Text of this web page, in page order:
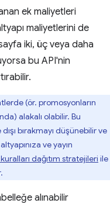
ek maliyetleri
maliyetlerini de
iki, üç veya daha
bu API'nin
(ör. promosyonların
alakalı olabilir. Bu
bırakmayı düşünebilir ve
ve yayın
dağıtım stratejileri ile
alınabilir